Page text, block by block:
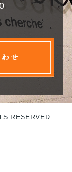
RESERVED.